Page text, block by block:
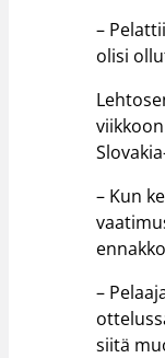
–
olisi
– Kun
–
siitä